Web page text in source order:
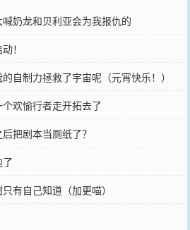
奶龙和贝利亚会为我报仇的
！
自制力拯救了宇宙呢（元宵快乐！）
欢愉行者走开拓去了
把剧本当厕纸了？
有自己知道（加更喵）